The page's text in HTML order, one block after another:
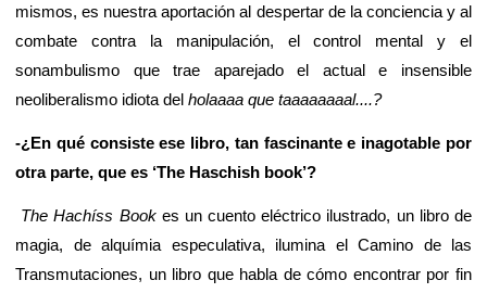
mismos, es nuestra aportación al despertar de la conciencia y al
combate contra la manipulación, el control mental y el
sonambulismo que trae aparejado el actual e insensible
neoliberalismo idiota del holaaaa que taaaaaaaal....?
-¿En qué consiste ese libro, tan fascinante e inagotable por
otra parte, que es ‘The Haschish book’?
The Hachíss Bookes un cuento eléctrico ilustrado, un libro de
magia, de alquímia especulativa, ilumina el Camino de las
Transmutaciones, un libro que habla de cómo encontrar por fin